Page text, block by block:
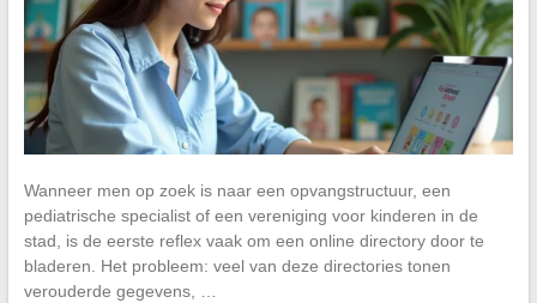
Wanneer men op zoek is naar een opvangstructuur, een
pediatrische specialist of een vereniging voor kinderen in de
stad, is de eerste reflex vaak om een online directory door te
bladeren. Het probleem: veel van deze directories tonen
verouderde gegevens, …